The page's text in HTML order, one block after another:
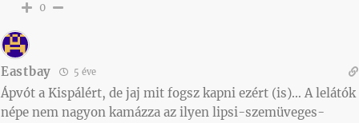
0
Eastbay 5 éve
Ápvót a Kispálért, de jaj mit fogsz kapni ezért (is)… A lelátók
népe nem nagyon kamázza az ilyen lipsi-szemüveges-